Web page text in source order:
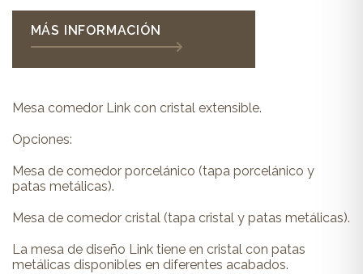
MÁS INFORMACIÓN
Mesa comedor Link con cristal extensible.
Opciones:
Mesa de comedor porcelánico (tapa porcelánico y
patas metálicas).
Mesa de comedor cristal (tapa cristal y patas metálicas).
La mesa de diseño Link tiene en cristal con patas
metálicas disponibles en diferentes acabados.